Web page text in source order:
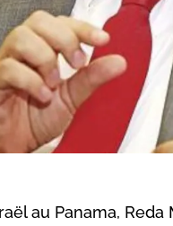
au Panama,